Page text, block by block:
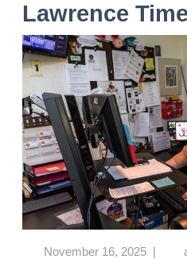
Lawrence
November 16, 2025 |